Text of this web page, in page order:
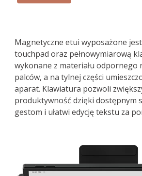
Magnetyczne etui wyposażone
touchpad oraz pełnowymiarową
wykonane z materiału odpornego
palców, a na tylnej części
aparat. Klawiatura pozwoli
produktywność dzięki dostępnym
gestom i ułatwi edycję tekstu za